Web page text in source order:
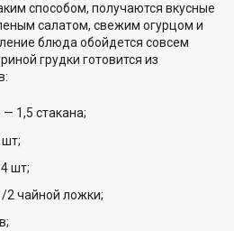
способом, получаются вкусные
салатом, свежим огурцом и
блюда обойдется совсем
грудки готовится из
1,5 стакана;
шт;
шт;
2 чайной ложки;